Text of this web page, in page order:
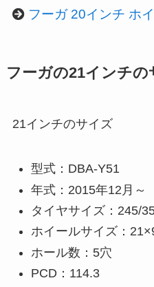
フーガ 20インチ ホ
フーガの21インチの
21インチのサイズ
型式：DBA-Y51
年式：2015年12月～
タイヤサイズ：245/
ホイールサイズ：
ホール数：5穴
PCD：114.3